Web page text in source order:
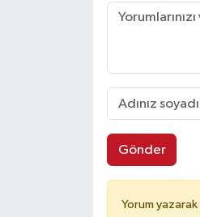
Gönder
Yorum yazarak